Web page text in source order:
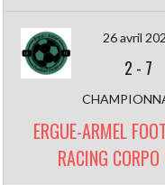
26 avril
2 - 7
ERGUE-ARMEL
RACING